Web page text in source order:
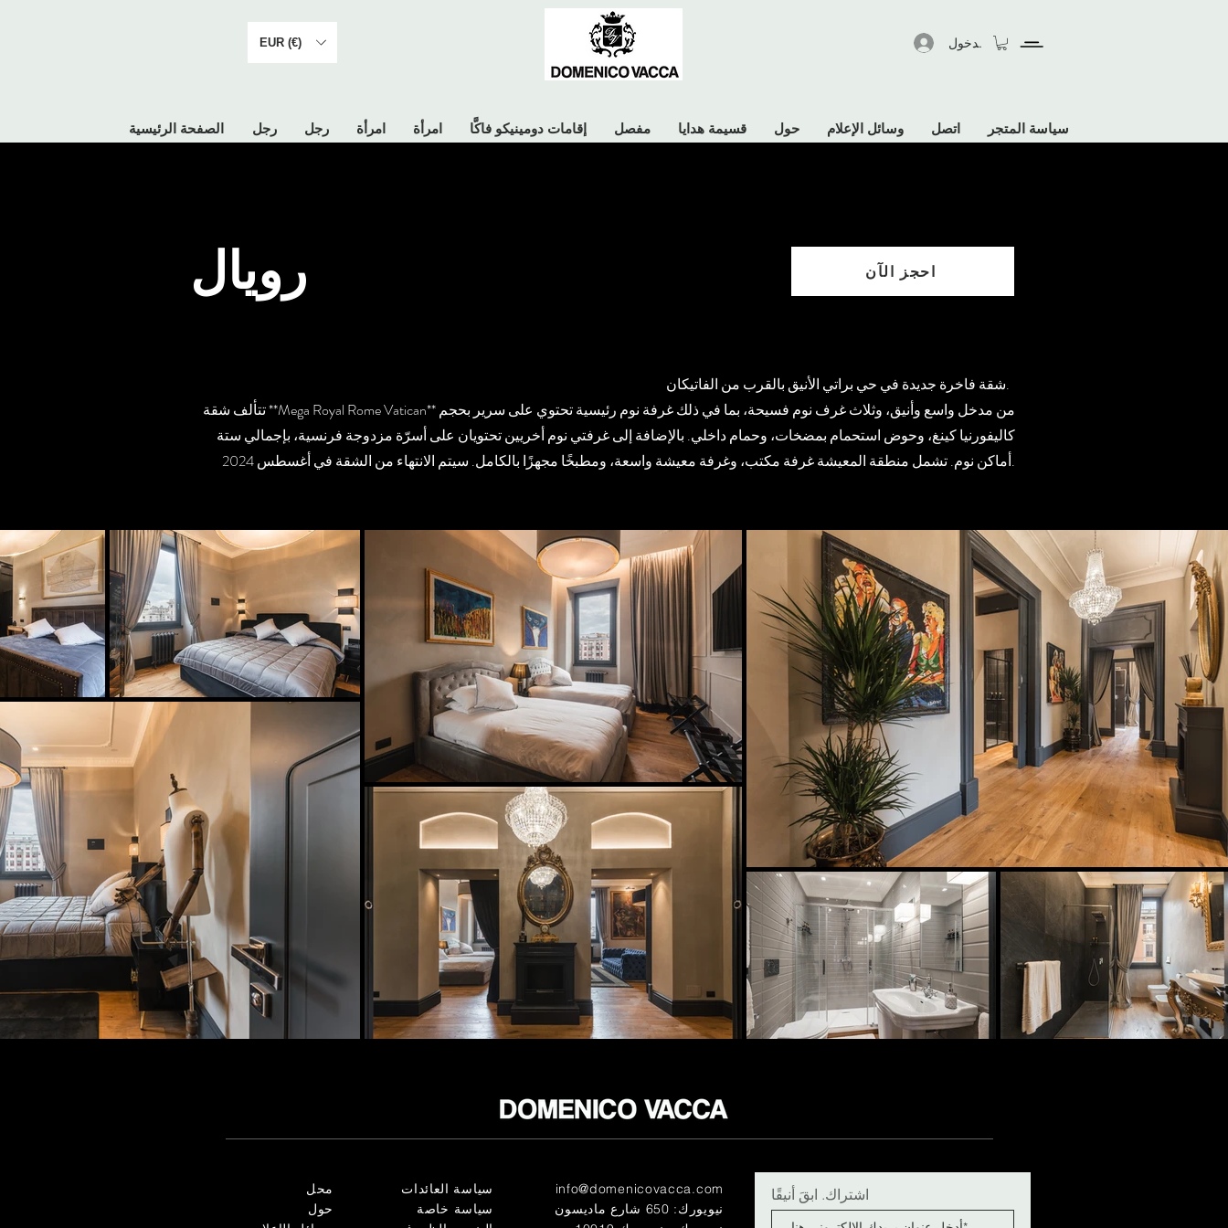
EUR (€) تسجيل الدخول
الصفحة الرئيسية رجل رجل امرأة امرأة إقامات دومينيكو فاكَّا مفصل قسيمة هدايا حول وسائل الإعلام اتصل سياسة المتجر
رويال احجز الآن
شقة فاخرة جديدة في حي براتي الأنيق بالقرب من الفاتيكان.
تتألف شقة **Mega Royal Rome Vatican** من مدخل واسع وأنيق، وثلاث غرف نوم فسيحة، بما في ذلك غرفة نوم رئيسية تحتوي على سرير بحجم
كاليفورنيا كينغ، وحوض استحمام بمضخات، وحمام داخلي. بالإضافة إلى غرفتي نوم أخريين تحتويان على أسرّة مزدوجة فرنسية، بإجمالي ستة
أماكن نوم. تشمل منطقة المعيشة غرفة مكتب، وغرفة معيشة واسعة، ومطبخًا مجهزًا بالكامل. سيتم الانتهاء من الشقة في أغسطس 2024.
محل
حول
سياسة العائدات
سياسة خاصة
info@domenicovacca.com
نيويورك: 650 شارع ماديسون
اشتراك. ابقَ أنيقًا